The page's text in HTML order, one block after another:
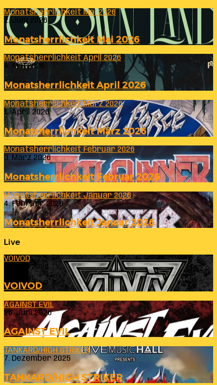
Monatsherrlichkeit Mai 2026
2. Juni 2026
Monatsherrlichkeit Mai 2026
Monatsherrlichkeit April 2026
4. Mai 2026
Monatsherrlichkeit April 2026
Monatsherrlichkeit März 2026
1. April 2026
Monatsherrlichkeit März 2026
Monatsherrlichkeit Februar 2026
3. März 2026
Monatsherrlichkeit Februar 2026
Monatsherrlichkeit Januar 2026
4. Februar 2026
Monatsherrlichkeit Januar 2026
Live
VOIVOD
23. Juli 2026
VOIVOD
AGAINST EVIL
26. Juni 2026
AGAINST EVIL
TANKARD/HIGH STRIKER
7. Dezember 2025
TANKARD/HIGH STRIKER